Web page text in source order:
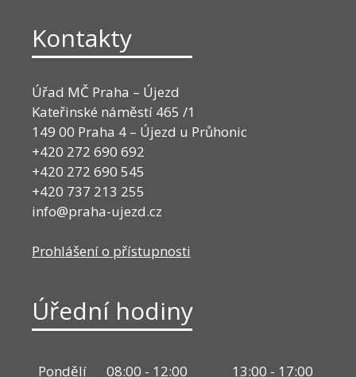
Kontakty
Úřad MČ Praha – Újezd
Kateřinské náměstí 465 /1
149 00 Praha 4 – Újezd u Průhonic
+420 272 690 692
+420 272 690 545
+420 737 213 255
info@praha-ujezd.cz
Prohlášení o přístupnosti
Úřední hodiny
Pondělí 08:00 - 12:00
13:00 - 17:00